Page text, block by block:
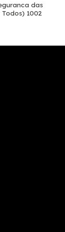
das
1002